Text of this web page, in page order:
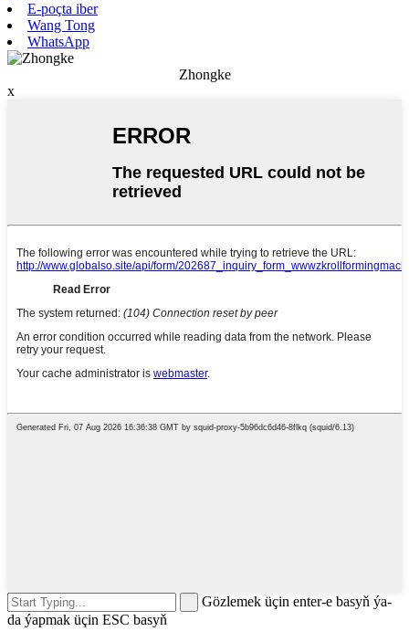
E-poçta iber
Wang Tong
WhatsApp
Zhongke
x
Gözlemek üçin enter-e basyň ýa-
da ýapmak üçin ESC basyň